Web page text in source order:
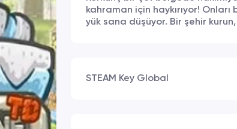
kahraman için haykırıyor!
yük sana düşüyor. Bir şehir
STEAM Key Global